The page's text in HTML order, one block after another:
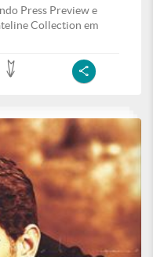
Press Preview e
Collection em